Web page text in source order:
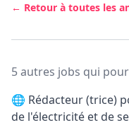
← Retour à toutes les
5 autres jobs qui
🌐 Rédacteur (trice)
de l'électricité et de